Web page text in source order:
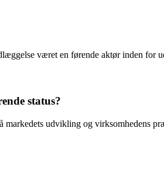
været en førende aktør inden for
status?
udvikling og virksomhedens